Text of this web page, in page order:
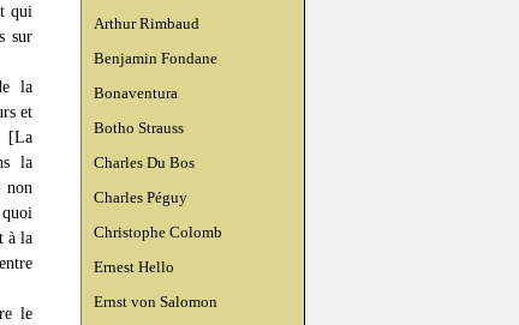
Arthur Rimbaud
Benjamin Fondane
Bonaventura
Botho Strauss
Charles Du Bos
Charles Péguy
Christophe Colomb
Ernest Hello
Ernst von Salomon
qui
sur
la
et
[La
la
non
à la
entre
le